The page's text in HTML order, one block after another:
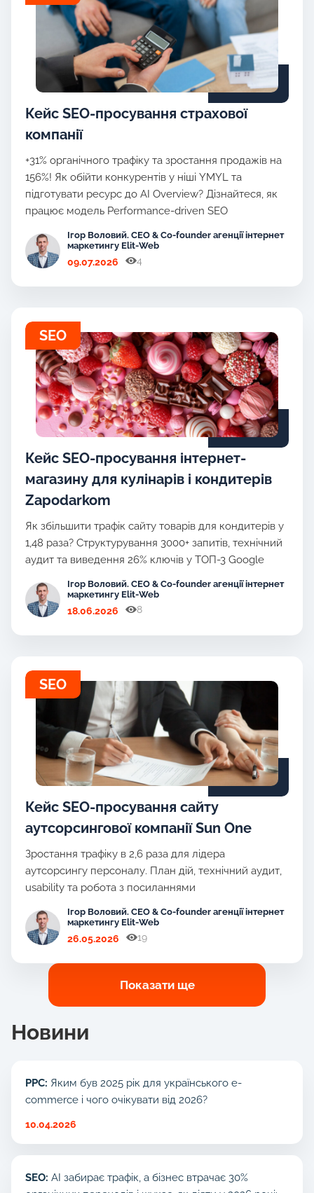
Кейс SEO-просування страхової
компанії
+31% органічного трафіку та зростання продажів на
156%! Як обійти конкурентів у ніші YMYL та
підготувати ресурс до AI Overview? Дізнайтеся, як
працює модель Performance-driven SEO
Ігор Воловий. CEO & Co-founder агенції інтернет
маркетингу Elit-Web
09.07.2026 4
SEO
Кейс SEO-просування інтернет-
магазину для кулінарів і кондитерів
Zapodarkom
Як збільшити трафік сайту товарів для кондитерів у
1,48 раза? Структурування 3000+ запитів, технічний
аудит та виведення 26% ключів у ТОП-3 Google
Ігор Воловий. CEO & Co-founder агенції інтернет
маркетингу Elit-Web
18.06.2026 8
SEO
Кейс SEO-просування сайту
аутсорсингової компанії Sun One
Зростання трафіку в 2,6 раза для лідера
аутсорсингу персоналу. План дій, технічний аудит,
usability та робота з посиланнями
Ігор Воловий. CEO & Co-founder агенції інтернет
маркетингу Elit-Web
26.05.2026 19
Новини
PPC: Яким був 2025 рік для українського e-
commerce і чого очікувати від 2026?
10.04.2026
SEO: AI забирає трафік, а бізнес втрачає 30%
Показати ще